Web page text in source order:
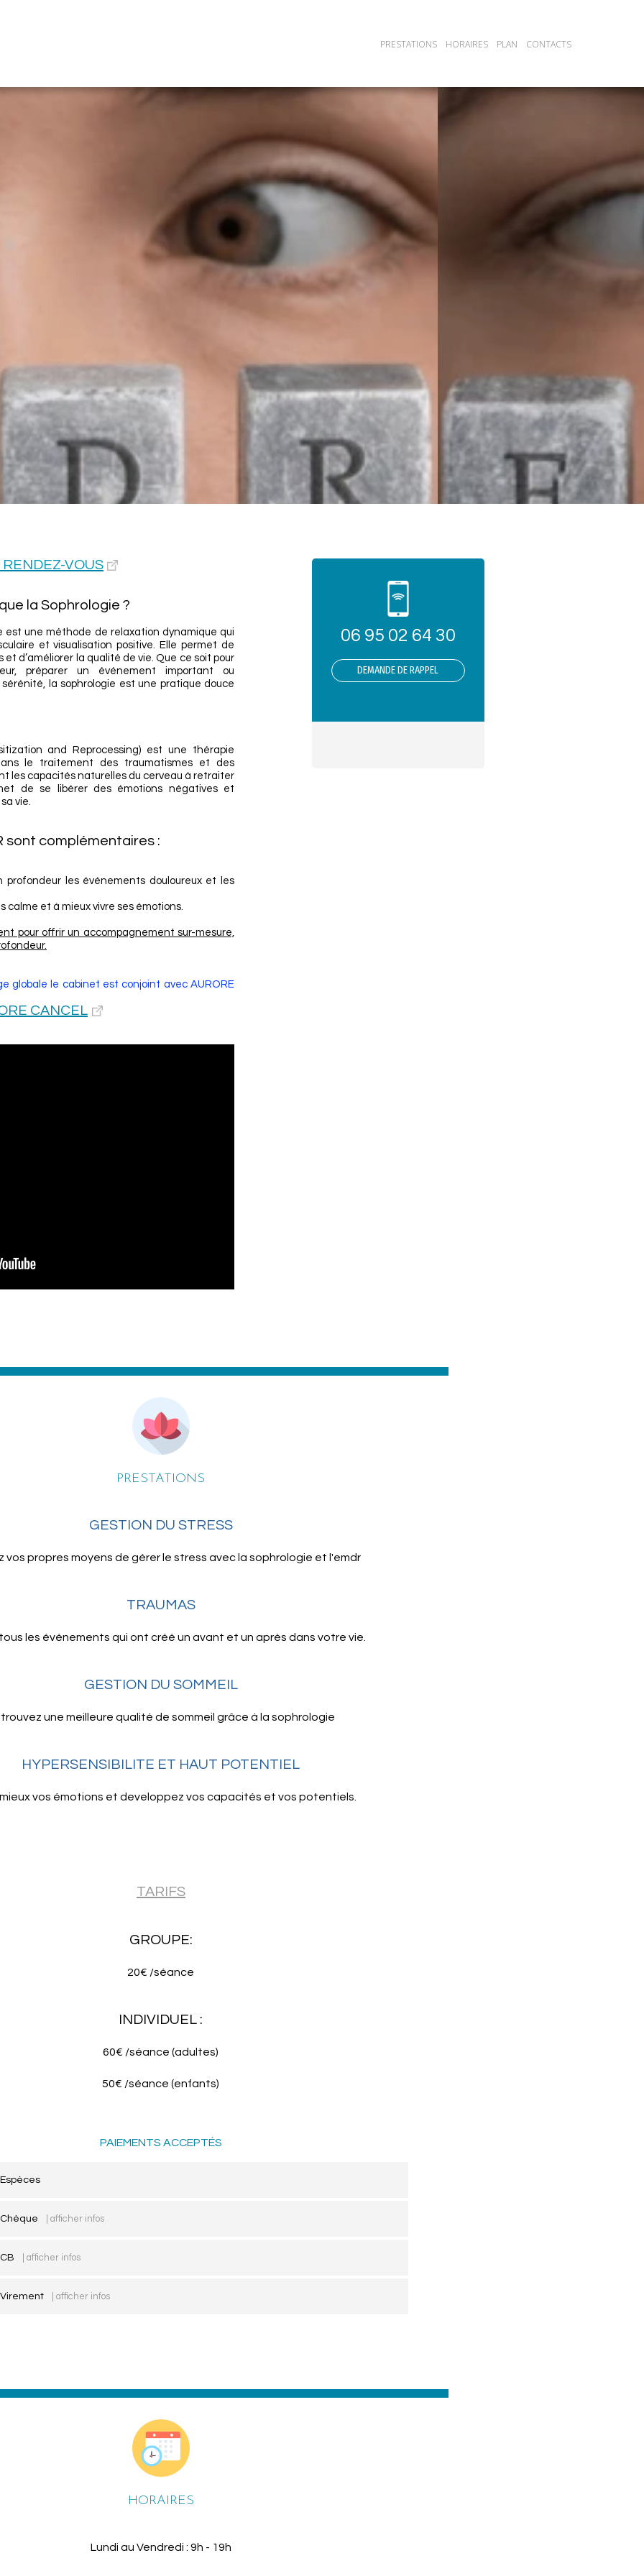
PRESTATIONS HORAIRES PLAN CONTACTS
VOUS
la Sophrologie ?
est une méthode de relaxation dynamique qui
et visualisation positive. Elle permet de
d’améliorer la qualité de vie. Que ce soit pour
préparer un événement important ou
la sophrologie est une pratique douce
and Reprocessing) est une thérapie
le traitement des traumatismes et des
les capacités naturelles du cerveau à retraiter
de se libérer des émotions négatives et
vie.
sont complémentaires :
profondeur les événements douloureux et les
calme et à mieux vivre ses émotions.
pour offrir un accompagnement sur-mesure,
globale le cabinet est conjoint avec AURORE
CANCEL
06 95 02 64 30
DEMANDE DE RAPPEL
PRESTATIONS
GESTION DU STRESS
vos propres moyens de gérer le stress avec la sophrologie et l'emdr
TRAUMAS
les événements qui ont créé un avant et un après dans votre vie.
GESTION DU SOMMEIL
une meilleure qualité de sommeil grâce à la sophrologie
HYPERSENSIBILITE ET HAUT POTENTIEL
vos émotions et developpez vos capacités et vos potentiels.
TARIFS
GROUPE:
20€ /séance
INDIVIDUEL :
60€ /séance (adultes)
50€ /séance (enfants)
PAIEMENTS ACCEPTÉS
Espèces
Chèque | afficher infos
CB | afficher infos
Virement | afficher infos
HORAIRES
Lundi au Vendredi : 9h - 19h